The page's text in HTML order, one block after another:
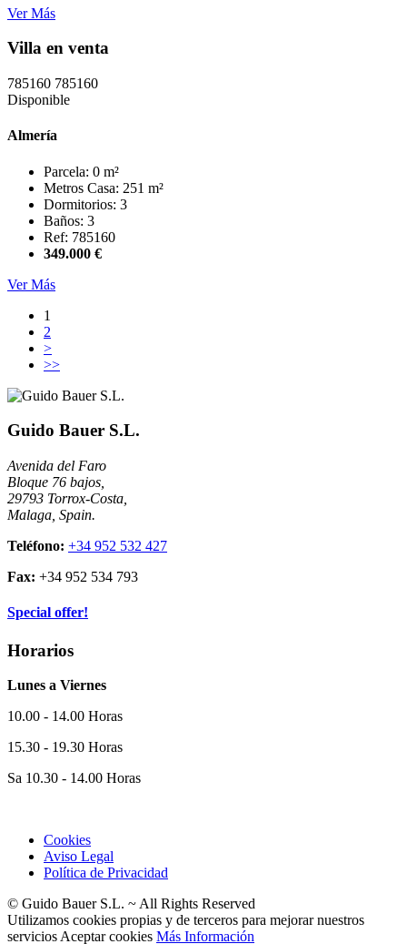
Ver Más
Villa en venta
785160 785160
Disponible
Almería
Parcela: 0 m²
Metros Casa: 251 m²
Dormitorios: 3
Baños: 3
Ref: 785160
349.000 €
Ver Más
1
2
>
>>
Guido Bauer S.L.
Avenida del Faro
Bloque 76 bajos,
29793 Torrox-Costa,
Malaga, Spain.
Teléfono: +34 952 532 427
Fax: +34 952 534 793
Special offer!
Horarios
Lunes a Viernes
10.00 - 14.00 Horas
15.30 - 19.30 Horas
Sa 10.30 - 14.00 Horas
Cookies
Aviso Legal
Política de Privacidad
© Guido Bauer S.L. ~ All Rights Reserved
Utilizamos cookies propias y de terceros para mejorar nuestros
servicios Aceptar cookies Más Información